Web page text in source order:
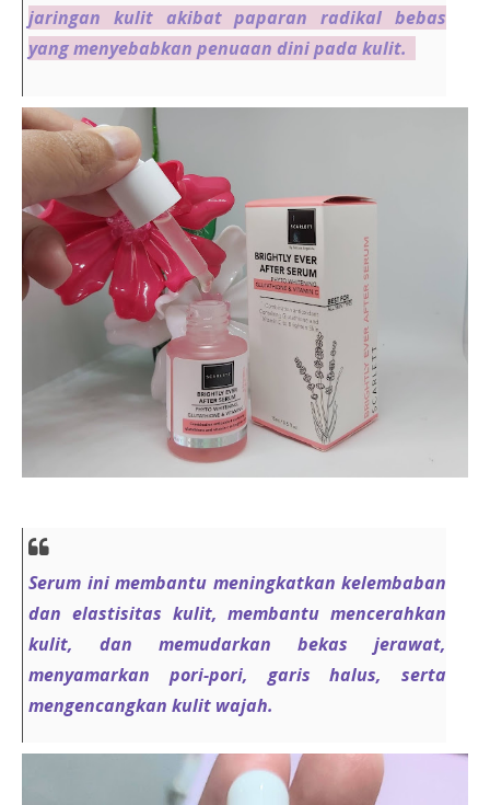
jaringan kulit akibat paparan radikal bebas
yang menyebabkan penuaan dini pada kulit.
Serum ini membantu meningkatkan kelembaban
dan elastisitas kulit, membantu mencerahkan
kulit, dan memudarkan bekas jerawat,
menyamarkan pori-pori, garis halus, serta
mengencangkan kulit wajah.